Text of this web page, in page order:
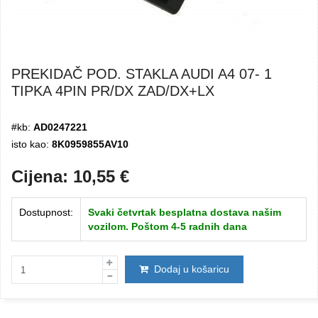
PREKIDAČ POD. STAKLA AUDI A4 07- 1
TIPKA 4PIN PR/DX ZAD/DX+LX
#kb: AD0247221
isto kao: 8K0959855AV10
Cijena: 10,55 €
Dostupnost:
Svaki četvrtak besplatna dostava našim
vozilom. Poštom 4-5 radnih dana
Dodaj u košaricu